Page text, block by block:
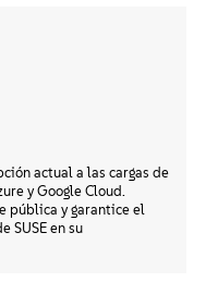
actual a las cargas de
y Google Cloud.
pública y garantice el
SUSE en su